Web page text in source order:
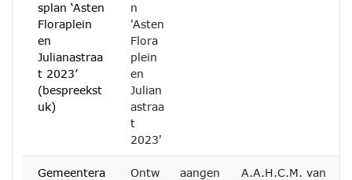
splan ‘Asten
Floraplein
en
Julianastraa
t 2023’
(bespreekst
uk)
n
'Asten
Flora
plein
en
Julian
astraa
t
2023'
Gemeentera
Ontw
aangen
A.A.H.C.M. van